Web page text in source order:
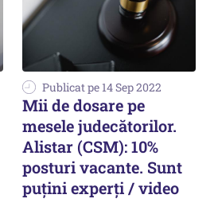
Publicat pe 14 Sep 2022
Mii de dosare pe
mesele judecătorilor.
Alistar (CSM): 10%
posturi vacante. Sunt
puțini experți / video